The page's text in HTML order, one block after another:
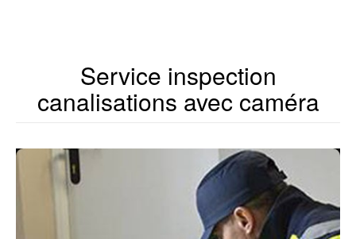
Service inspection
canalisations avec caméra